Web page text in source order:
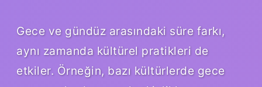
Gece ve gündüz arasındaki süre farkı,
aynı zamanda kültürel pratikleri de
etkiler. Örneğin, bazı kültürlerde gece